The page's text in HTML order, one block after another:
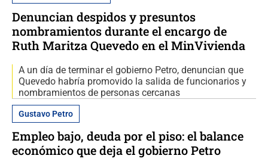
Denuncian despidos y presuntos
nombramientos durante el encargo de
Ruth Maritza Quevedo en el MinVivienda
A un día de terminar el gobierno Petro, denuncian que
Quevedo habría promovido la salida de funcionarios y
nombramientos de personas cercanas
Gustavo Petro
Empleo bajo, deuda por el piso: el balance
económico que deja el gobierno Petro